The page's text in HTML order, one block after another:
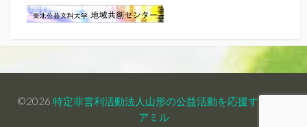
©2026 特定非営利活動法人山形の公益活動を応援する会・
アミル